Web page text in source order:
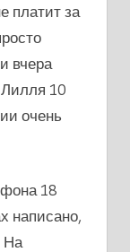
платит за
вчера
10
очень
18
написано,
На